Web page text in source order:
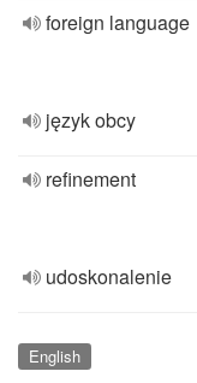
foreign language
język obcy
refinement
udoskonalenie
English